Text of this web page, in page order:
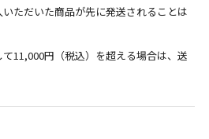
ただいた商品が先に発送されることは
11,000円（税込）を超える場合は、送